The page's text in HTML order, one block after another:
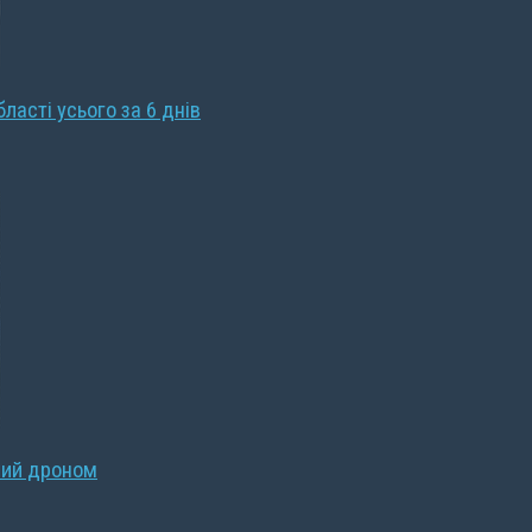
усього за 6 днів
дроном